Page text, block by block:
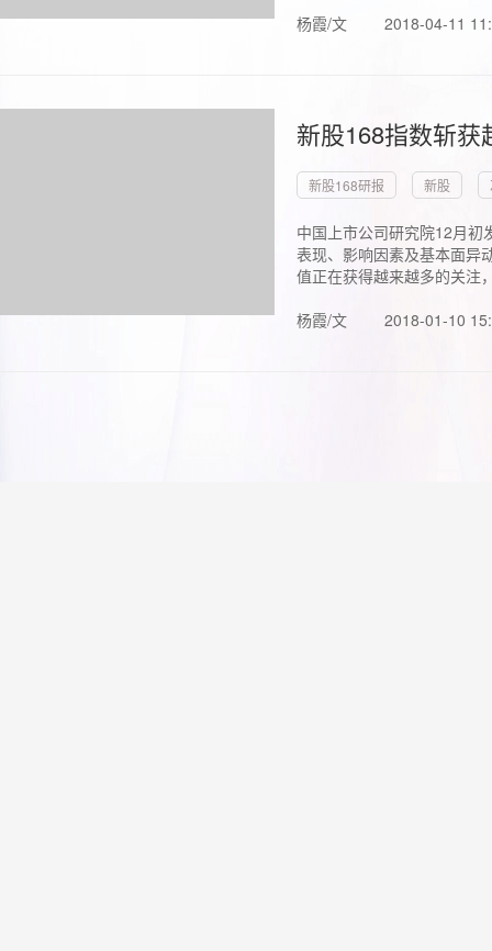
杨霞/文 2018-04-11
新股168指数斩
新股168研报 新股
中国上市公司研究院12月初
表现、影响因素及基本面异
值正在获得越来越多的关注
杨霞/文
2018-01-10